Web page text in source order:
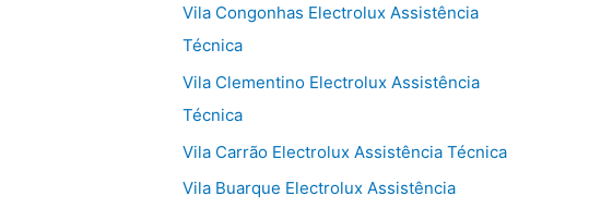
Vila Congonhas Electrolux Assistência
Técnica
Vila Clementino Electrolux Assistência
Técnica
Vila Carrão Electrolux Assistência Técnica
Vila Buarque Electrolux Assistência